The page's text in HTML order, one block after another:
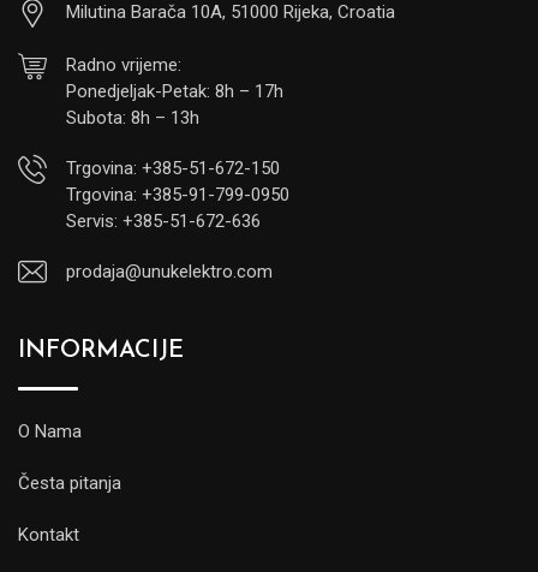
Milutina Barača 10A, 51000 Rijeka, Croatia
Radno vrijeme:
Ponedjeljak-Petak: 8h – 17h
Subota: 8h – 13h
Trgovina: +385-51-672-150
Trgovina: +385-91-799-0950
Servis: +385-51-672-636
prodaja@unukelektro.com
INFORMACIJE
O Nama
Česta pitanja
Kontakt